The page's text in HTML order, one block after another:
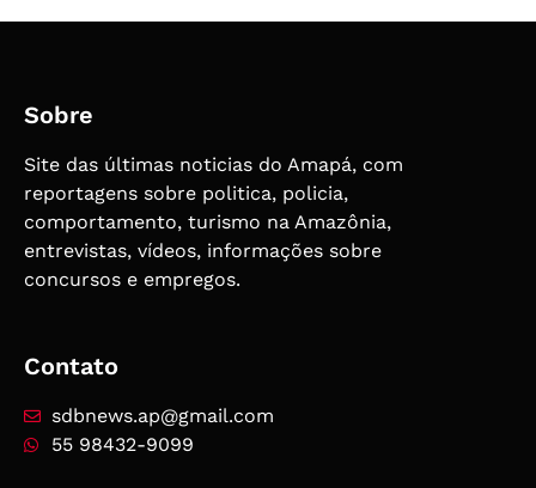
Sobre
Site das últimas noticias do Amapá, com
reportagens sobre politica, policia,
comportamento, turismo na Amazônia,
entrevistas, vídeos, informações sobre
concursos e empregos.
Contato
sdbnews.ap@gmail.com
55 98432-9099